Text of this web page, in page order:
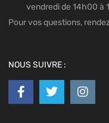
vendredi de 14h00 à
Pour vos questions,
NOUS SUIVRE :